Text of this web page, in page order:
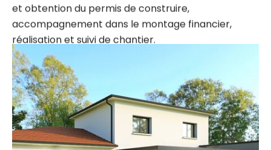
accompagnement dans le montage financier,
réalisation et suivi de chantier.